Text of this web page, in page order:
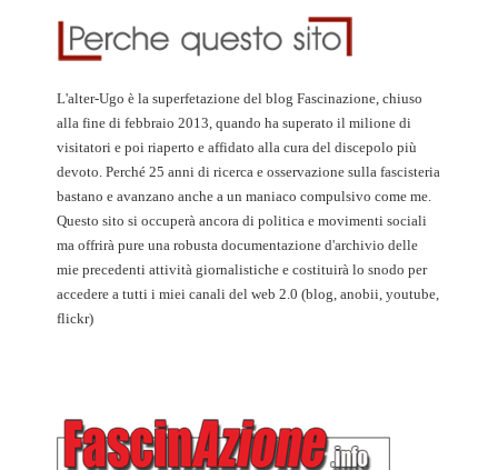
L'alter-Ugo è la superfetazione del blog Fascinazione, chiuso
alla fine di febbraio 2013, quando ha superato il milione di
visitatori e poi riaperto e affidato alla cura del discepolo più
devoto. Perché 25 anni di ricerca e osservazione sulla fascisteria
bastano e avanzano anche a un maniaco compulsivo come me.
Questo sito si occuperà ancora di politica e movimenti sociali
ma offrirà pure una robusta documentazione d'archivio delle
mie precedenti attività giornalistiche e costituirà lo snodo per
accedere a tutti i miei canali del web 2.0 (blog, anobii, youtube,
flickr)